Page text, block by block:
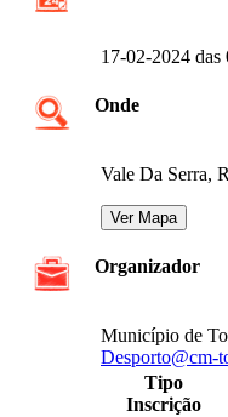
17-02-2024 das
Onde
Vale Da Serra,
Organizador
Município de
Desporto@cm-
Tipo
Inscrição